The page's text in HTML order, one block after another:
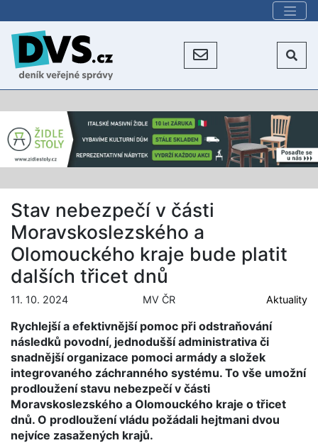
Stav nebezpečí v části
Moravskoslezského a
Olomouckého kraje bude platit
dalších třicet dnů
11. 10. 2024 MV ČR Aktuality
Rychlejší a efektivnější pomoc při odstraňování
následků povodní, jednodušší administrativa či
snadnější organizace pomoci armády a složek
integrovaného záchranného systému. To vše umožní
prodloužení stavu nebezpečí v části
Moravskoslezského a Olomouckého kraje o třicet
dnů. O prodloužení vládu požádali hejtmani dvou
nejvíce zasažených krajů.